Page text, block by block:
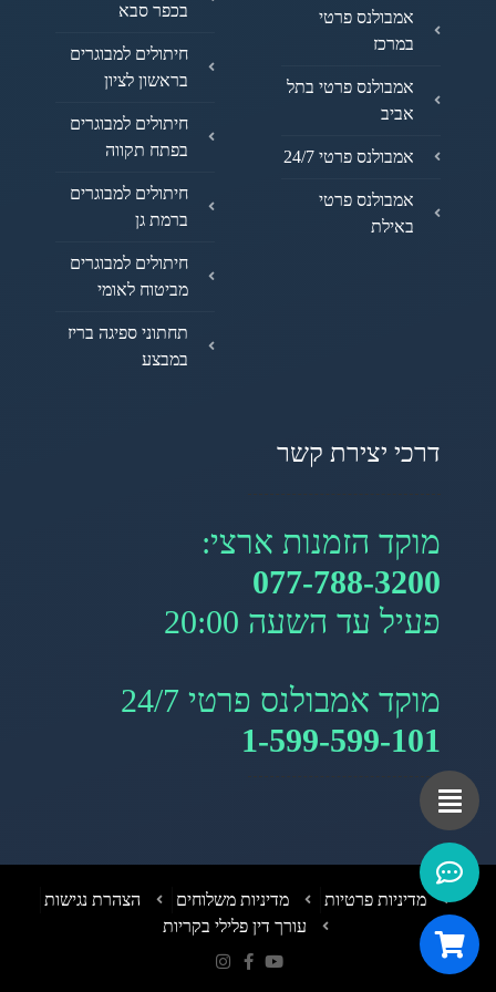
אמבולנס פרטי
במרכז
אמבולנס פרטי בתל
אביב
אמבולנס פרטי 24/7
אמבולנס פרטי
באילת
בכפר סבא
חיתולים למבוגרים
בראשון לציון
חיתולים למבוגרים
בפתח תקווה
חיתולים למבוגרים
ברמת גן
חיתולים למבוגרים
מביטוח לאומי
תחתוני ספיגה בריז
במבצע
דרכי יצירת קשר
מוקד הזמנות ארצי:
077-788-3200
פעיל עד השעה 20:00
מוקד אמבולנס פרטי 24/7
1-599-599-101
מדיניות פרטיות מדיניות משלוחים
הצהרת נגישות
עורך דין פלילי בקריות